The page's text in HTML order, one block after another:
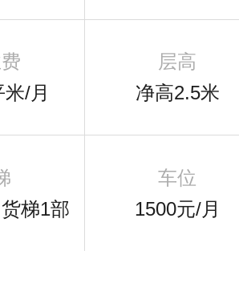
/月
层高
净高2.5米
梯1部
车位
1500元/月